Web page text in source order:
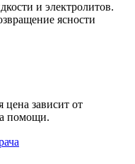
и электролитов.
ясности
цена зависит от
помощи.